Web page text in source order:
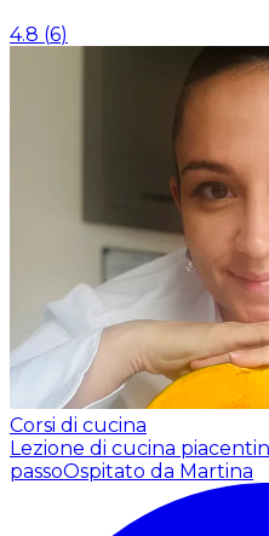
4.8 (6)
Corsi di cucina
Lezione di cucina
passoOspitato da Martina